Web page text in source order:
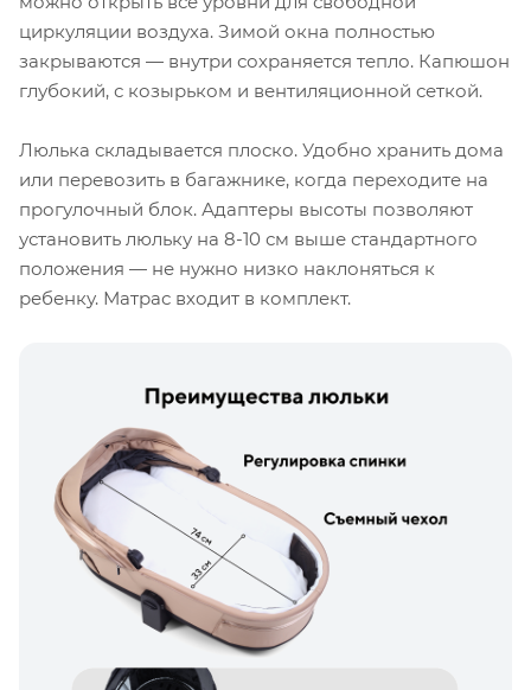
циркуляции воздуха. Зимой окна полностью
закрываются — внутри сохраняется тепло. Капюшон
глубокий, с козырьком и вентиляционной сеткой.
Люлька складывается плоско. Удобно хранить дома
или перевозить в багажнике, когда переходите на
прогулочный блок. Адаптеры высоты позволяют
установить люльку на 8-10 см выше стандартного
положения — не нужно низко наклоняться к
ребенку. Матрас входит в комплект.